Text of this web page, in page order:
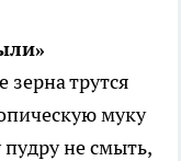
трутся
муку
не смыть,